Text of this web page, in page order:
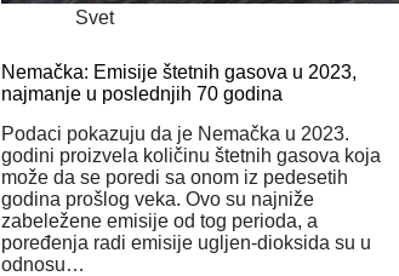
Svet
Nemačka: Emisije štetnih gasova u 2023,
najmanje u poslednjih 70 godina
Podaci pokazuju da je Nemačka u 2023.
godini proizvela količinu štetnih gasova koja
može da se poredi sa onom iz pedesetih
godina prošlog veka. Ovo su najniže
zabeležene emisije od tog perioda, a
poređenja radi emisije ugljen-dioksida su u
odnosu…